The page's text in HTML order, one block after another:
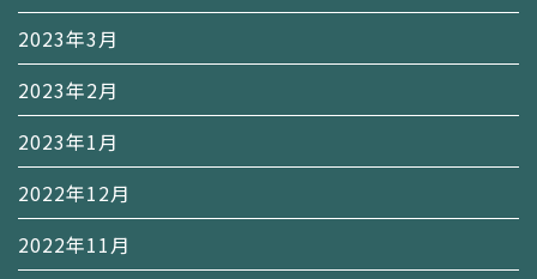
2023年3月
2023年2月
2023年1月
2022年12月
2022年11月